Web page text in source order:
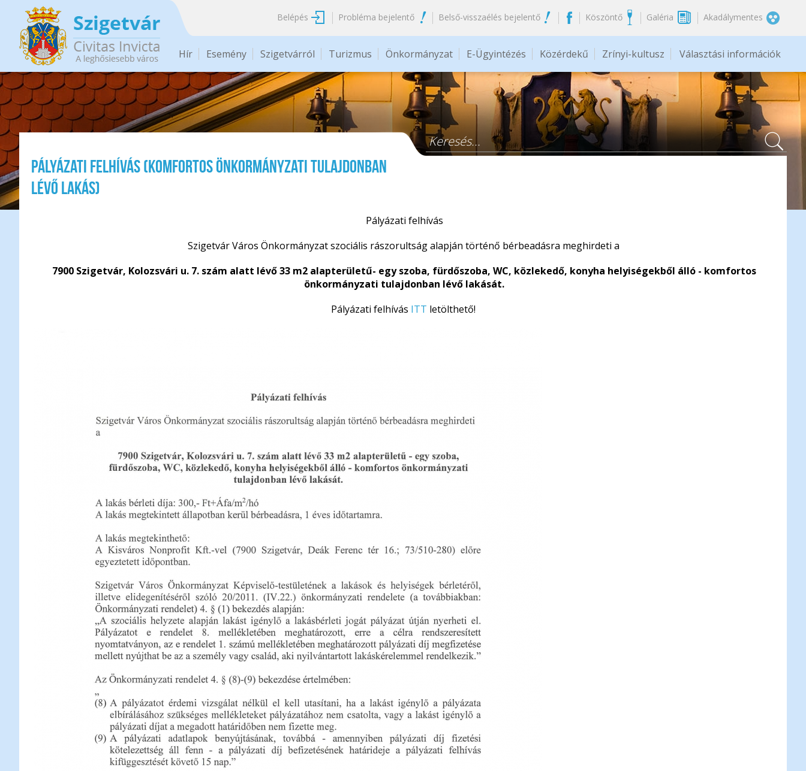
Ugrás a tartalomra
Belépés Probléma bejelentő Belső-visszaélés bejelentő Köszöntő Galéria Akadálymentes
Hír Esemény Szigetvárról Turizmus Önkormányzat E-Ügyintézés Közérdekű Zrínyi-kultusz Választási információk
Keresés űrlap
Pályázati felhívás (komfortos önkormányzati tulajdonban
lévő lakás)
Pályázati felhívás
Szigetvár Város Önkormányzat szociális rászorultság alapján történő bérbeadásra meghirdeti a
7900 Szigetvár, Kolozsvári u. 7. szám alatt lévő 33 m2 alapterületű- egy szoba, fürdőszoba, WC, közlekedő, konyha helyiségekből álló - komfortos
önkormányzati tulajdonban lévő lakását.
Pályázati felhívás ITT letölthető!